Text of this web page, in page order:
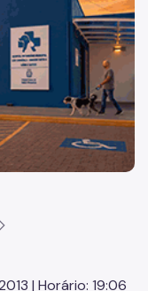
| Horário: 19:06